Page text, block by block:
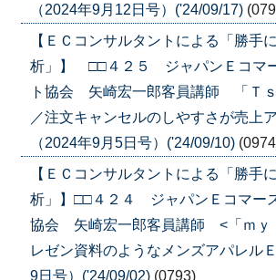
（2024年9月12日号）('24/09/17)
【ＥＣコンサルタントによる「勝手
析」】 □□４２５ ジャパンＥコマ
ト協会 矢崎宏一郎客員講師 「Ｔｓ
／注文キャンセルのしやすさが売上
（2024年9月5日号）('24/09/10)
【ＥＣコンサルタントによる「勝手
析」】□□４２４ ジャパンＥコマー
協会 矢崎宏一郎客員講師 <「ｍ
レゼン資料のようなメンズアパレル
9日号）('24/09/02) (0793)